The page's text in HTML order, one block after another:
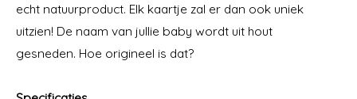
echt natuurproduct. Elk kaartje zal er dan ook uniek
uitzien! De naam van jullie baby wordt uit hout
gesneden. Hoe origineel is dat?